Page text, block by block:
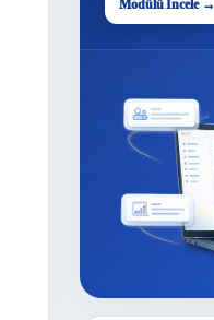
Modülü İncele →